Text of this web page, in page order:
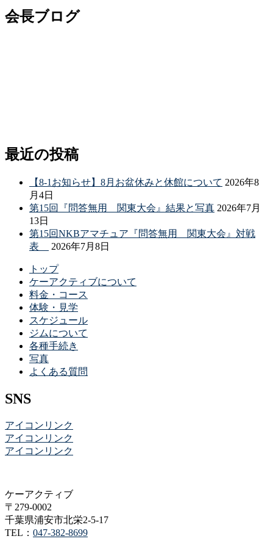
会長ブログ
最近の投稿
【8-1お知らせ】8月お盆休みと休館について 2026年8
月4日
第15回『問答無用 関東大会』結果と写真 2026年7月
13日
第15回NKBアマチュア『問答無用 関東大会』対戦
表
2026年7月8日
トップ
ケーアクティブについて
料金・コース
体験・見学
スケジュール
ジムについて
各種手続き
写真
よくある質問
SNS
アイコンリンク
アイコンリンク
アイコンリンク
ケーアクティブ
〒279-0002
千葉県浦安市北栄2-5-17
TEL： 047-382-8699